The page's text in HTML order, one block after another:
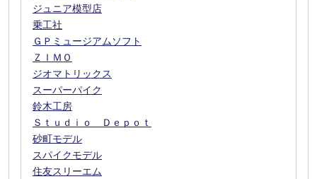
ジュニア模型店
乗工社
ＧＰミュージアムソフト
ＺＩＭＯ
ジオマトリックス
スーパーパイク
鈴木工房
Ｓｔｕｄｉｏ Ｄｅｐｏｔ
砂町モデル
スパイクモデル
住友スリーエム